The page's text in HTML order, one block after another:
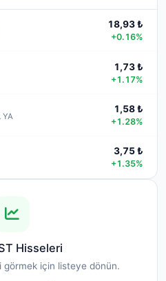
18,93 ₺
+0.16%
1,73 ₺
+1.17%
YA
1,58 ₺
+1.28%
3,75 ₺
+1.35%
Hisseleri
görmek için listeye dönün.